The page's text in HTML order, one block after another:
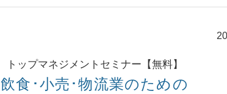
トップマネジメントセミナー【無料】
飲食･小売･物流業のための